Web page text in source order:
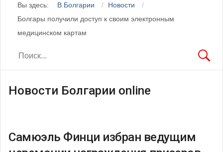
Вы здесь: В Болгарии
Новости
Болгары получили доступ к своим электронным
медицинском картам
Новости Болгарии online
Самюэль Финци избран ведущим